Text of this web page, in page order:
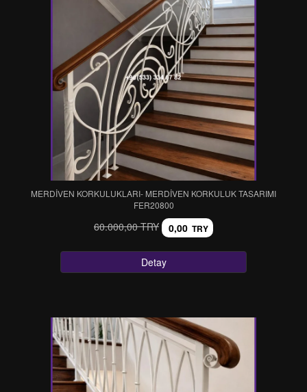
MERDİVEN KORKULUKLARI- MERDİVEN KORKULUK TASARIMI
FER20800
60.000,00 TRY 0,00 TRY
Detay